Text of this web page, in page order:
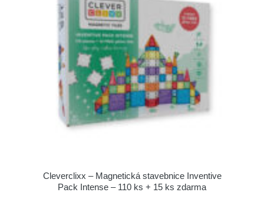
Cleverclixx – Magnetická stavebnice Inventive
Pack Intense – 110 ks + 15 ks zdarma